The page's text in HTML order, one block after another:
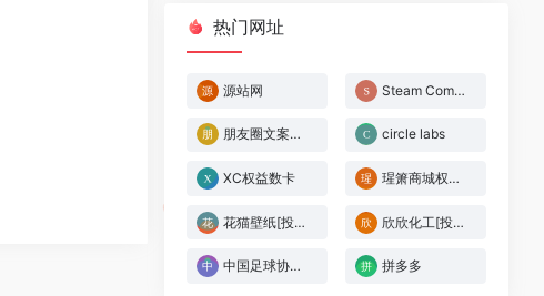
热门网址
源站网 Steam Community
朋友圈文案生成器 circle labs
XC权益数卡 瑆箫商城权益[投稿人：瑆箫,联系：2228293408]
花猫壁纸[投稿人：花猫壁纸,联系：无] 欣欣化工[投稿人：478569,联系：653545]
中国足球协会官方网站 拼多多